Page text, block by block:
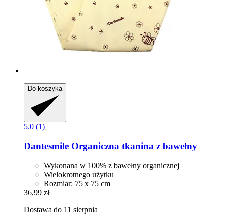
Do koszyka
5.0 (1)
Dantesmile Organiczna tkanina z bawełny
Wykonana w 100% z bawełny organicznej
Wielokrotnego użytku
Rozmiar: 75 x 75 cm
36,99 zł
Dostawa do 11 sierpnia